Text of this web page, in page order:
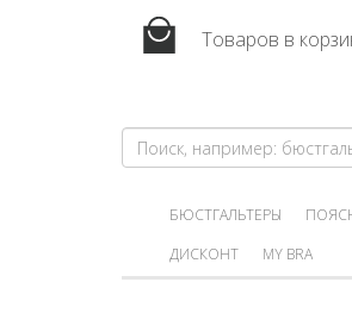
Товаров в
БЮСТГАЛЬТЕРЫ
ДИСКОНТ
MY BRA